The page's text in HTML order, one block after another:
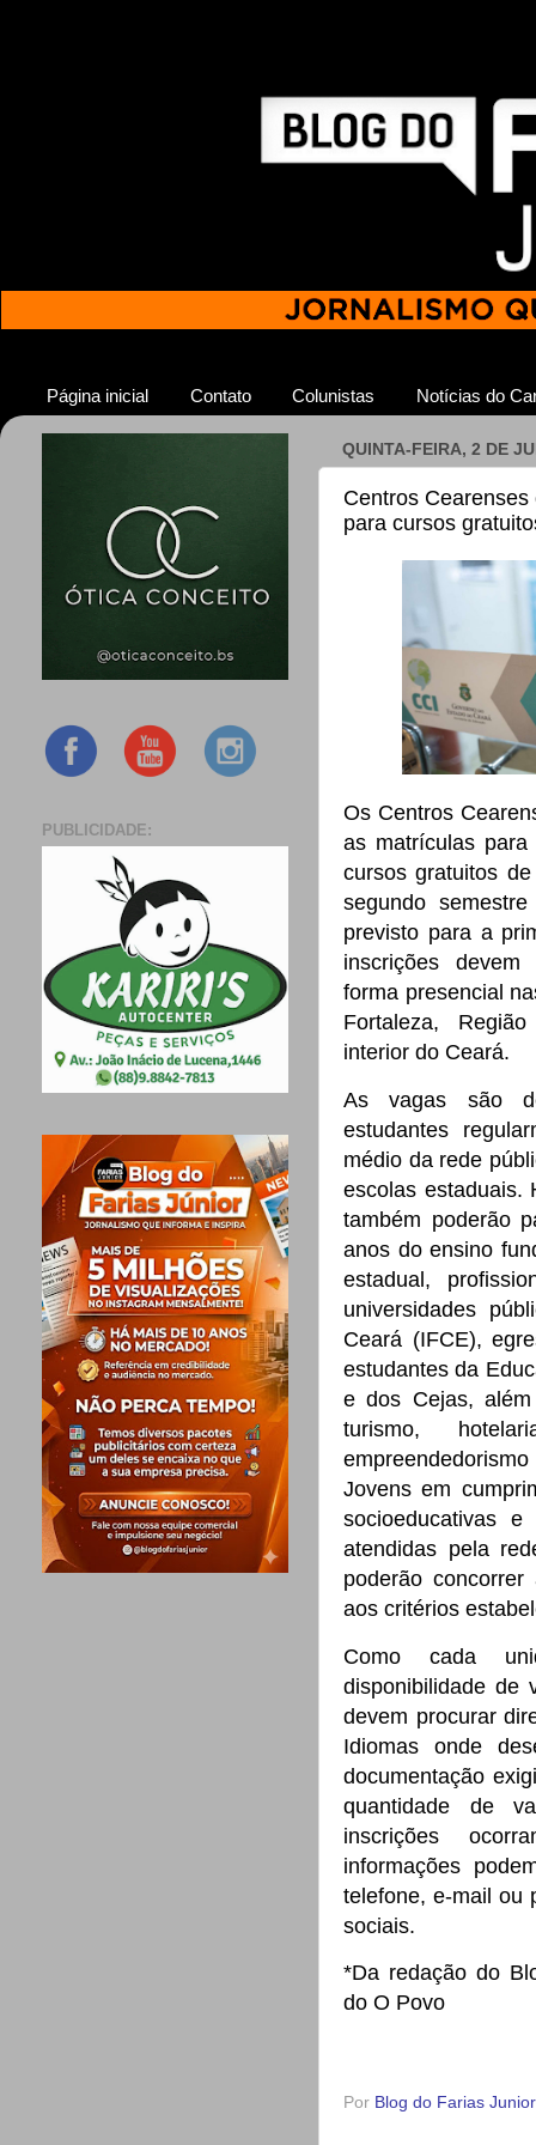
Página inicial Contato Colunistas Notícias do
QUINTA-FEIRA, 2 DE
Centros
para cursos
Os Centros
as matrículas para
cursos gratuitos
segundo
previsto para a
inscrições
forma presencial
Fortaleza,
interior do Ceará.
As vagas são
estudantes
médio da rede
escolas estaduais.
também poderão
anos do ensino
estadual,
universidades
Ceará (IFCE),
estudantes da
e dos Cejas,
turismo,
Jovens em
socioeducativas
atendidas pela
poderão
aos critérios
Como cada
disponibilidade de
devem procurar
Idiomas onde
documentação
quantidade de
inscrições
informações
telefone, e-mail ou
sociais.
*Da redação do
do O Povo
Por Blog do Farias Junior
PUBLICIDADE: